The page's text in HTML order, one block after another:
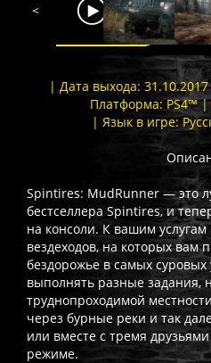
<
| Дата выхода:
Платформа: PS4™ |
| Язык в игре:
Spintires: MudRunner — это
бестселлера Spintires, и
на консоли. К вашим
вездеходов, на которых вам
бездорожье в самых суровых
выполнять разные задания,
труднопроходимой
через бурные реки и так
или вместе с тремя
режиме.